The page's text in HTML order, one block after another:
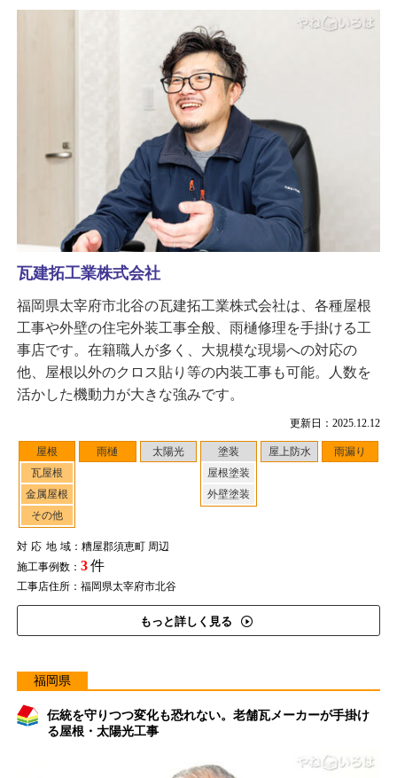
更新日：2025.12.12
屋根
瓦屋根
金属屋根
その他
雨樋 太陽光
塗装
屋根塗装
外壁塗装
屋上防水 雨漏り
対応地域：糟屋郡須恵町 周辺
施工事例数： 3件
工事店住所：福岡県太宰府市北谷
もっと詳しく見る
瓦建拓工業株式会社
福岡県太宰府市北谷の瓦建拓工業株式会社は、各種屋根
工事や外壁の住宅外装工事全般、雨樋修理を手掛ける工
事店です。在籍職人が多く、大規模な現場への対応の
他、屋根以外のクロス貼り等の内装工事も可能。人数を
活かした機動力が大きな強みです。
福岡県
伝統を守りつつ変化も恐れない。老舗瓦メーカーが手掛け
る屋根・太陽光工事